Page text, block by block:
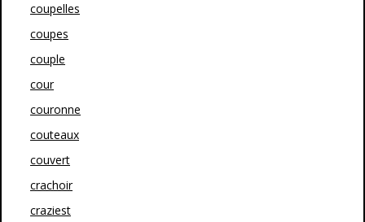
coupelles
coupes
couple
cour
couronne
couteaux
couvert
crachoir
craziest